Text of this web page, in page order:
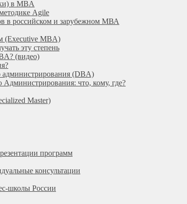
в MBA
Agile
в российском и зарубежном МВА
(Executive MBA)
эту степень
(видео)
администрирования (DBА)
что, кому, где?
Master)
программ
консультации
школы России